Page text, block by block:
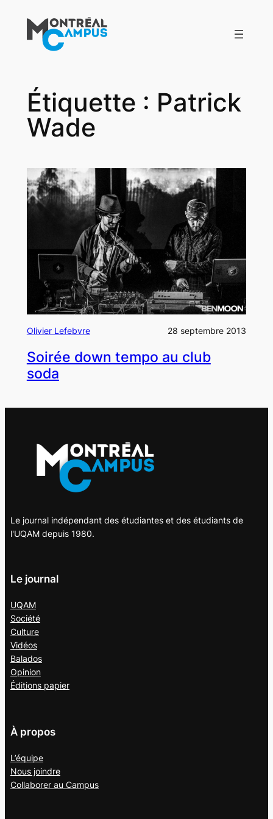
contenu
Étiquette : Patrick
Wade
Olivier Lefebvre 28 septembre 2013
Soirée down tempo au club
soda
Le journal indépendant des étudiantes et des étudiants de
l'UQAM depuis 1980.
Le journal
UQAM
Société
Culture
Vidéos
Balados
Opinion
Éditions papier
À propos
L’équipe
Nous joindre
Collaborer au Campus